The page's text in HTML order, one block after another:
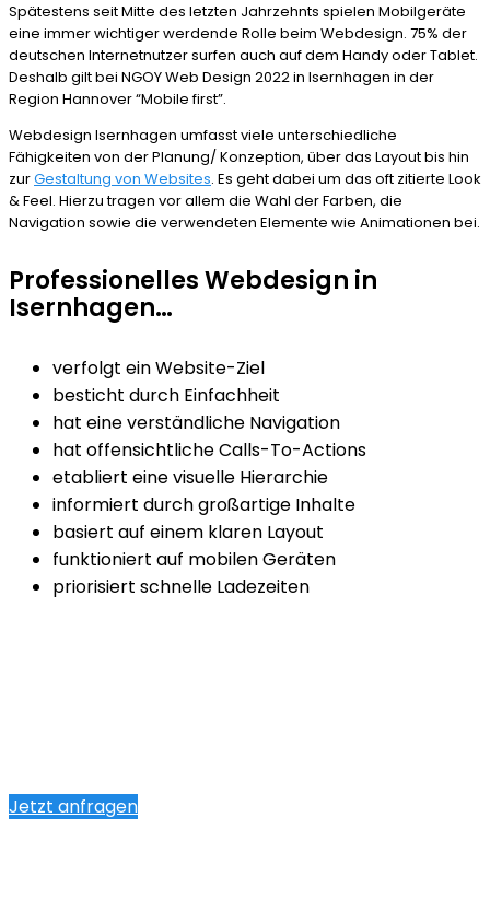
Spätestens seit Mitte des letzten Jahrzehnts spielen Mobilgeräte
eine immer wichtiger werdende Rolle beim Webdesign. 75% der
deutschen Internetnutzer surfen auch auf dem Handy oder Tablet.
Deshalb gilt bei NGOY Web Design 2022 in Isernhagen in der
Region Hannover “Mobile first”.
Webdesign Isernhagen umfasst viele unterschiedliche
Fähigkeiten von der Planung/ Konzeption, über das Layout bis hin
zurGestaltung von Websites. Es geht dabei um das oft zitierte Look
& Feel. Hierzu tragen vor allem die Wahl der Farben, die
Navigation sowie die verwendeten Elemente wie Animationen bei.
Professionelles Webdesign in
Isernhagen…
verfolgt ein Website-Ziel
besticht durch Einfachheit
hat eine verständliche Navigation
hat offensichtliche Calls-To-Actions
etabliert eine visuelle Hierarchie
informiert durch großartige Inhalte
basiert auf einem klaren Layout
funktioniert auf mobilen Geräten
priorisiert schnelle Ladezeiten
Jetzt anfragen